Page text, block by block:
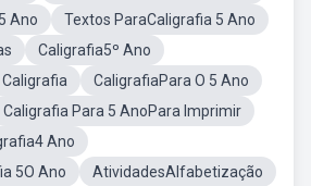
Ano
Textos ParaCaligrafia 5 Ano
Caligrafia5º Ano
CaligrafiaPara O 5 Ano
Caligrafia Para 5 AnoPara Imprimir
Ano
5O Ano
AtividadesAlfabetização